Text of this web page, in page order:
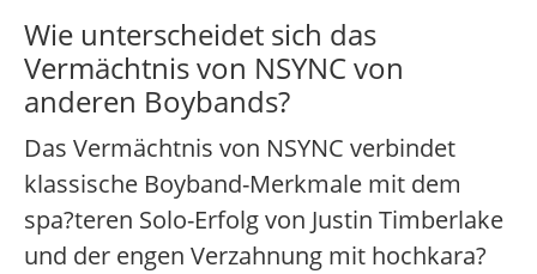
Wie unterscheidet sich das
Vermächtnis von NSYNC von
anderen Boybands?
Das Vermächtnis von NSYNC verbindet
klassische Boyband-Merkmale mit dem
spa?teren Solo-Erfolg von Justin Timberlake
und der engen Verzahnung mit hochkara?